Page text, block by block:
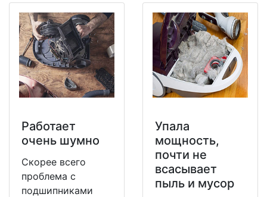
Работает
очень шумно
Скорее всего
проблема с
подшипниками
Упала
мощность,
почти не
всасывает
пыль и мусор